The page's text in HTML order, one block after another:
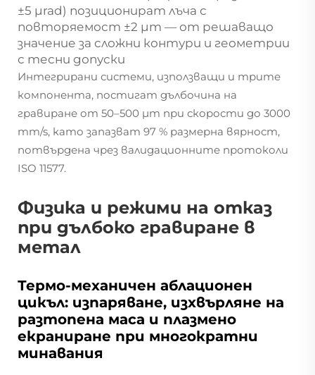
±5 µrad) позиционират лъча с
повторяемост ±2 µm — от решаващо
значение за сложни контури и геометрии
с тесни допуски
Интегрирани системи, използващи и трите
компонента, постигат дълбочина на
гравиране от 50–500 µm при скорости до 3000
mm/s, като запазват 97 % размерна вярност,
потвърдена чрез валидационните протоколи
ISO 11577.
Физика и режими на отказ
при дълбоко гравиране в
метал
Термо-механичен аблационен
цикъл: изпаряване, изхвърляне на
разтопена маса и плазмено
екраниране при многократни
минавания